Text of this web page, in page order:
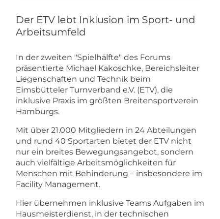
Der ETV lebt Inklusion im Sport- und
Arbeitsumfeld
In der zweiten "Spielhälfte" des Forums
präsentierte Michael Kakoschke, Bereichsleiter
Liegenschaften und Technik beim
Eimsbütteler Turnverband e.V. (ETV), die
inklusive Praxis im größten Breitensportverein
Hamburgs.
Mit über 21.000 Mitgliedern in 24 Abteilungen
und rund 40 Sportarten bietet der ETV nicht
nur ein breites Bewegungsangebot, sondern
auch vielfältige Arbeitsmöglichkeiten für
Menschen mit Behinderung – insbesondere im
Facility Management.
Hier übernehmen inklusive Teams Aufgaben im
Hausmeisterdienst, in der technischen